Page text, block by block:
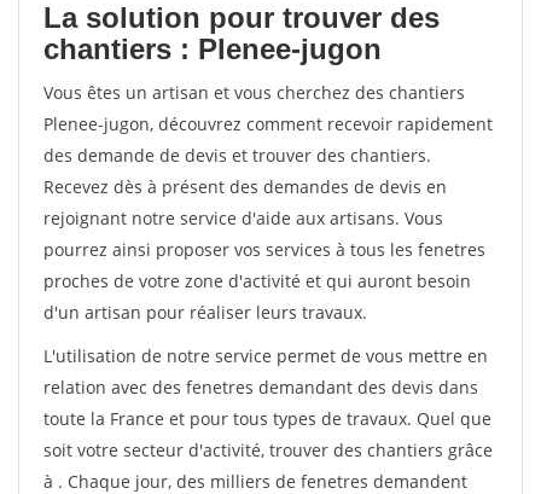
La solution pour trouver des
chantiers : Plenee-jugon
Vous êtes un artisan et vous cherchez des chantiers
Plenee-jugon, découvrez comment recevoir rapidement
des demande de devis et trouver des chantiers.
Recevez dès à présent des demandes de devis en
rejoignant notre service d'aide aux artisans. Vous
pourrez ainsi proposer vos services à tous les fenetres
proches de votre zone d'activité et qui auront besoin
d'un artisan pour réaliser leurs travaux.
L'utilisation de notre service permet de vous mettre en
relation avec des fenetres demandant des devis dans
toute la France et pour tous types de travaux. Quel que
soit votre secteur d'activité, trouver des chantiers grâce
à . Chaque jour, des milliers de fenetres demandent